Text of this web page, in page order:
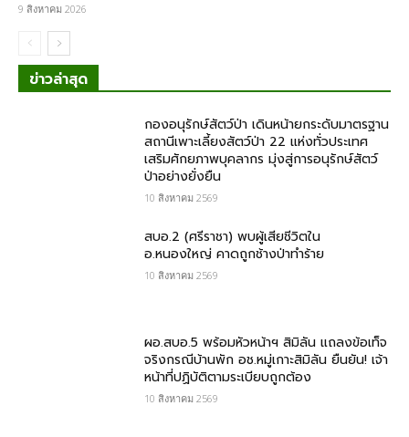
9 สิงหาคม 2026
ข่าวล่าสุด
กองอนุรักษ์สัตว์ป่า เดินหน้ายกระดับมาตรฐาน
สถานีเพาะเลี้ยงสัตว์ป่า 22 แห่งทั่วประเทศ
เสริมศักยภาพบุคลากร มุ่งสู่การอนุรักษ์สัตว์
ป่าอย่างยั่งยืน
10 สิงหาคม 2569
สบอ.2 (ศรีราชา) พบผู้เสียชีวิตใน
อ.หนองใหญ่ คาดถูกช้างป่าทำร้าย
10 สิงหาคม 2569
ผอ.สบอ.5​ พร้อมหัวหน้าฯ สิมิลัน​ แถลงข้อเท็จ
จริงกรณีบ้านพัก อช.หมู่เกาะสิมิลัน ยืนยัน! เจ้า
หน้าที่ปฏิบัติตามระเบียบถูกต้อง
10 สิงหาคม 2569